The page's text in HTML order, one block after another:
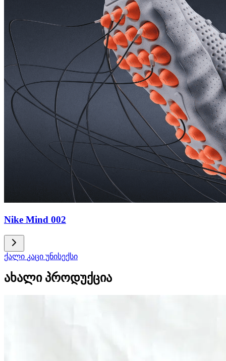
Nike Mind 002
ქალი კაცი უნისექსი
ახალი პროდუქცია